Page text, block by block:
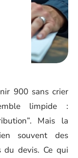
900 sans crier
limpide :
Mais la
souvent des
du devis. Ce qui